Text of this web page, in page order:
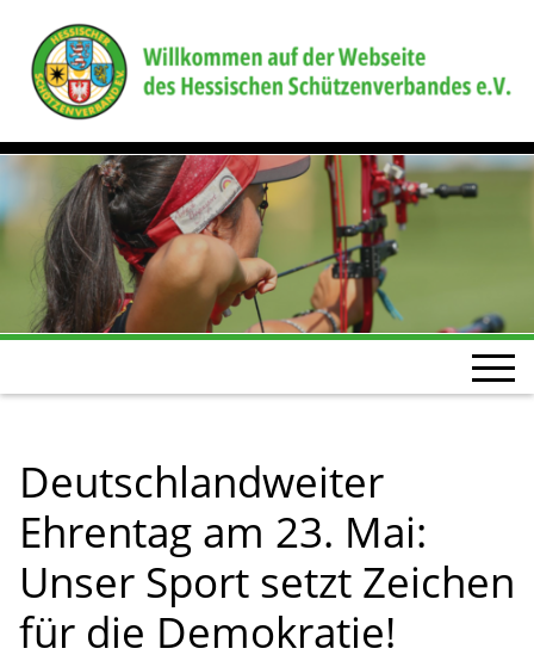
Deutschlandweiter
Ehrentag am 23. Mai:
Unser Sport setzt Zeichen
für die Demokratie!